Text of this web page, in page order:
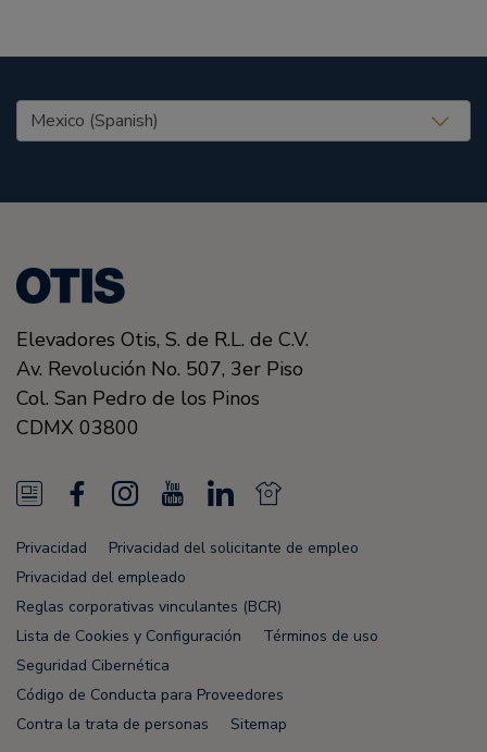
United States (EN)
Elevadores Otis, S. de R.L. de C.V.
Av. Revolución No. 507, 3er Piso
Col. San Pedro de los Pinos
CDMX 03800
N
e
w
s
F
e
e
c
e
b
o
o
I
n
s
t
a
g
r
o
T
u
b
e
L
k
e
d
i
N
e
F
e
e
Privacidad
Privacidad del solicitante de empleo
Privacidad del empleado
Reglas corporativas vinculantes (BCR)
Lista de Cookies y Configuración
Términos de uso
Seguridad Cibernética
Código de Conducta para Proveedores
Contra la trata de personas
Sitemap